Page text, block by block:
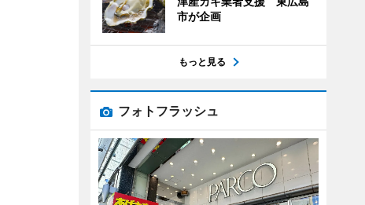
市が企画
もっと見る
フォトフラッシュ